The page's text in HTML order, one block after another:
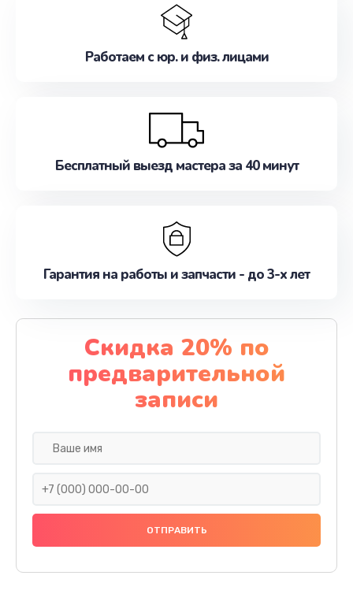
Работаем с юр. и физ. лицами
Бесплатный выезд мастера за 40 минут
Гарантия на работы и запчасти - до 3-х лет
Скидка 20% по
предварительной
записи